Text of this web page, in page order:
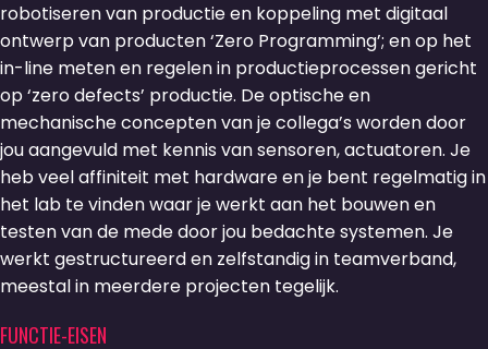
robotiseren van productie en koppeling met digitaal
ontwerp van producten ‘Zero Programming’; en op het
in-line meten en regelen in productieprocessen gericht
op ‘zero defects’ productie. De optische en
mechanische concepten van je collega’s worden door
jou aangevuld met kennis van sensoren, actuatoren. Je
heb veel affiniteit met hardware en je bent regelmatig in
het lab te vinden waar je werkt aan het bouwen en
testen van de mede door jou bedachte systemen. Je
werkt gestructureerd en zelfstandig in teamverband,
meestal in meerdere projecten tegelijk.
FUNCTIE-EISEN